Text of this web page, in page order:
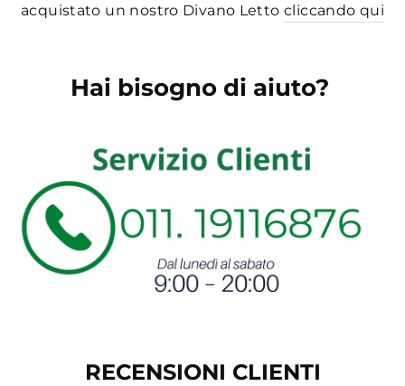
acquistato un nostro Divano Lettocliccando qui
Hai bisogno di aiuto?
RECENSIONI CLIENTI